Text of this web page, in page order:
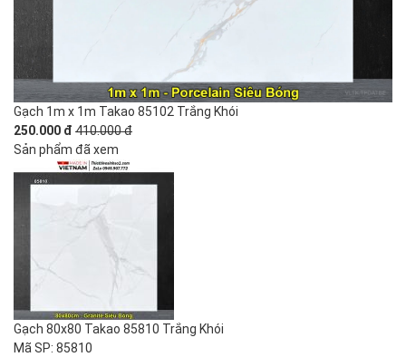
Gạch 1m x 1m Takao 85102 Trắng Khói
250.000 đ 410.000 đ
Sản phẩm đã xem
Gạch 80x80 Takao 85810 Trắng Khói
Mã SP: 85810